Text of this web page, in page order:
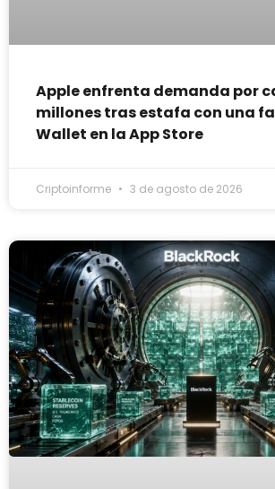
Apple enfrenta demanda por
millones tras estafa con una
Wallet en la App Store
Criptoinforme 3 de agosto de 2026